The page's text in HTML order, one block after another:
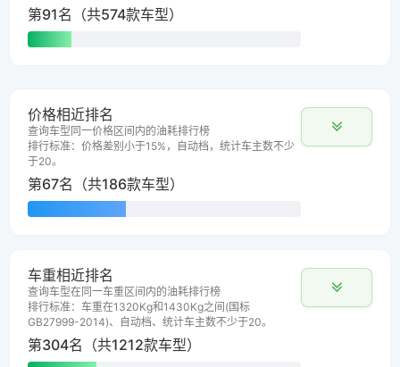
第91名（共574款车型）
价格相近排名
查询车型同一价格区间内的油耗排行榜
排行标准：价格差别小于15%，自动档，统计车主数不少
于20。
第67名（共186款车型）
车重相近排名
查询车型在同一车重区间内的油耗排行榜
排行标准：车重在1320Kg和1430Kg之间(国标
GB27999-2014)、自动档、统计车主数不少于20。
第304名（共1212款车型）